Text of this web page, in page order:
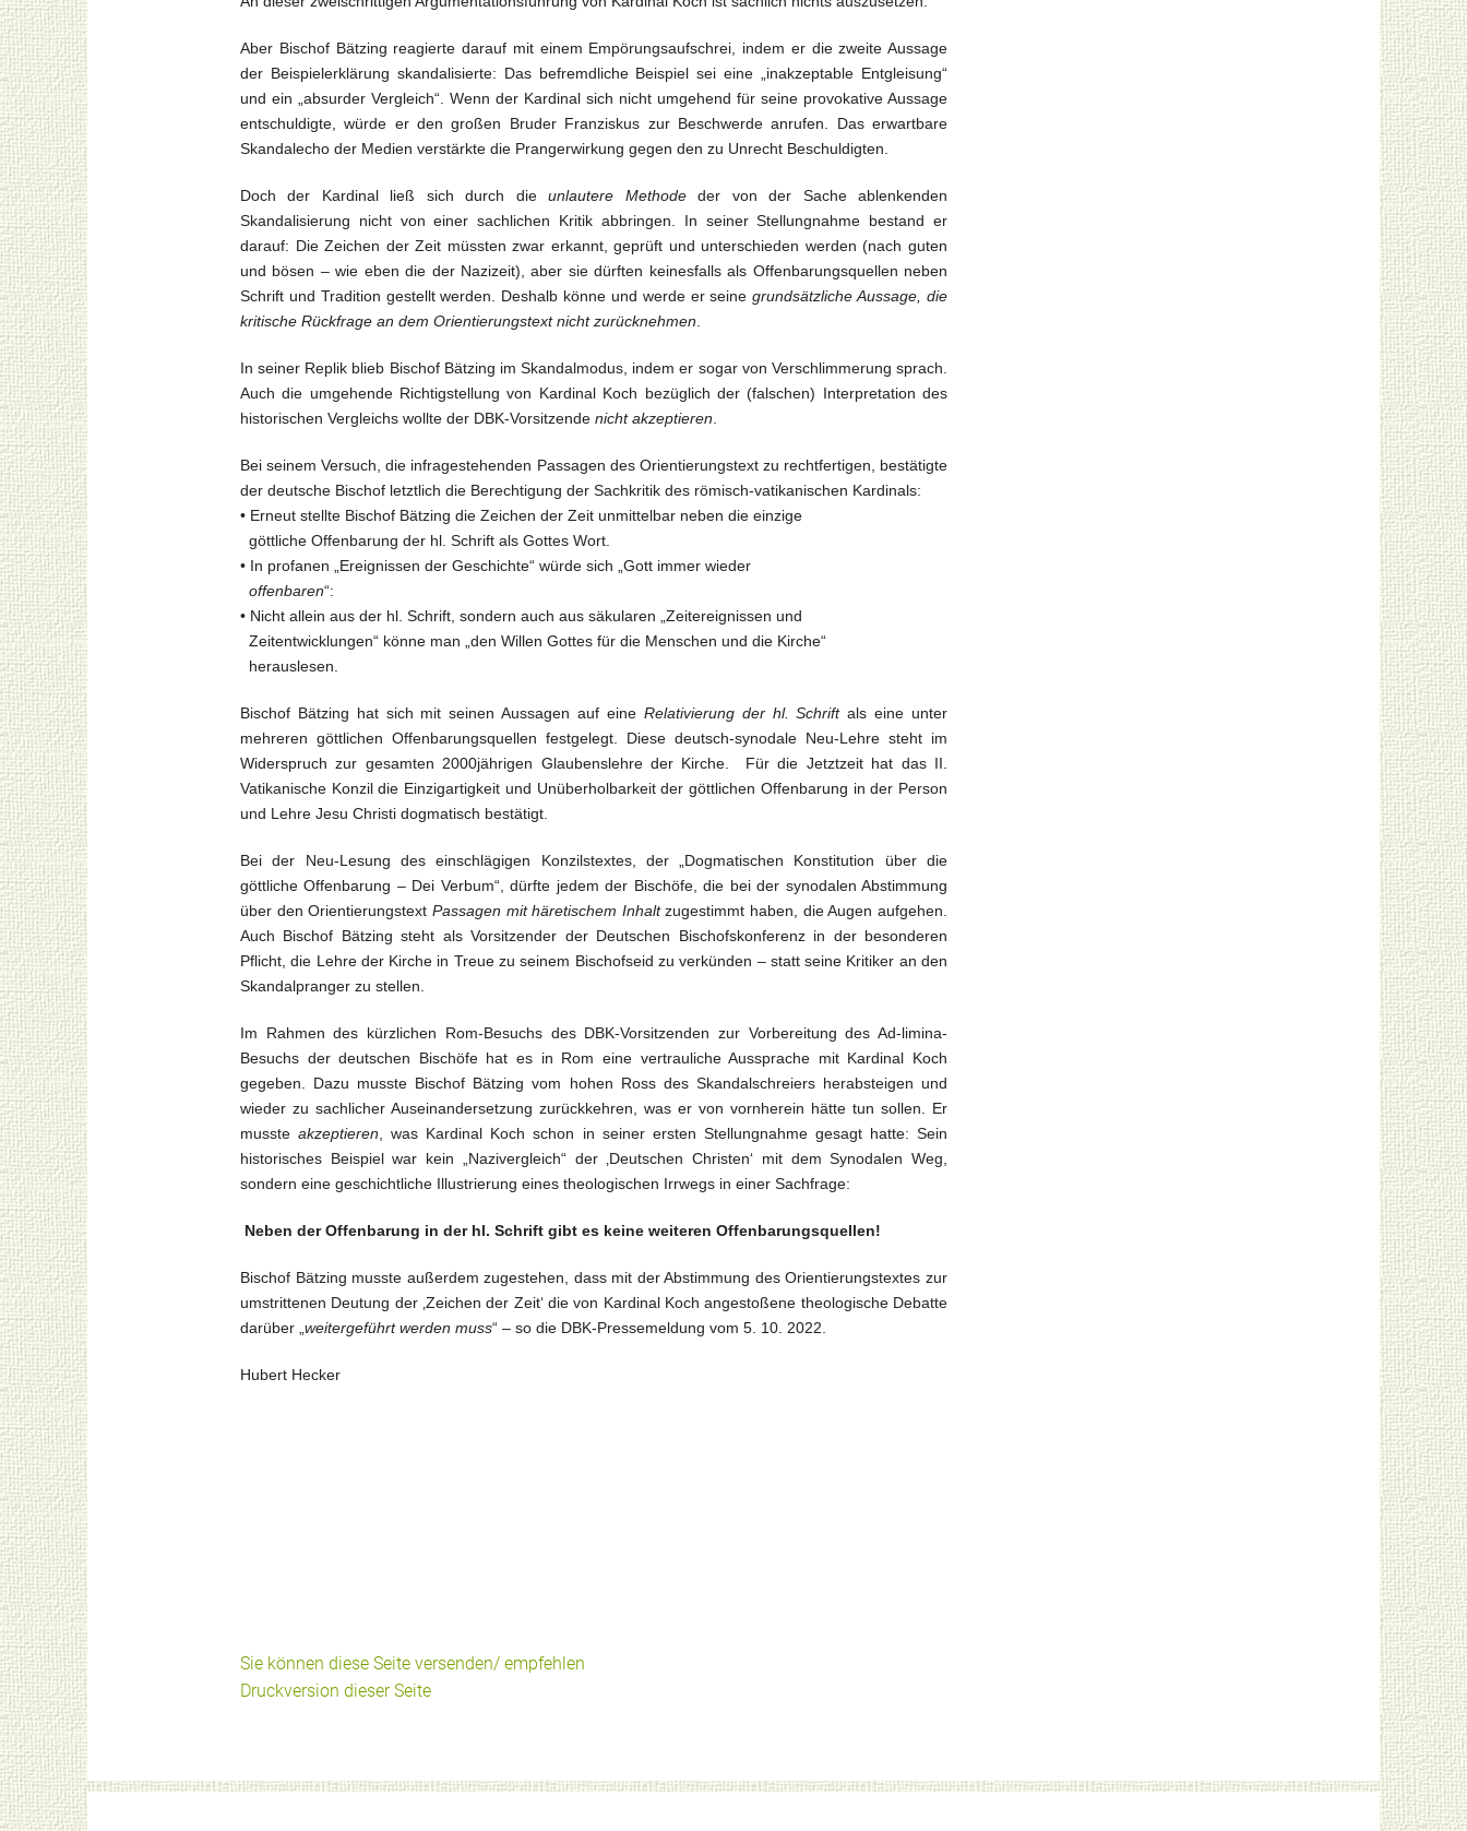
Aber Bischof Bätzing reagierte darauf mit einem Empörungsaufschrei, indem er die zweite Aussage
der Beispielerklärung skandalisierte: Das befremdliche Beispiel sei eine „inakzeptable Entgleisung“
und ein „absurder Vergleich“. Wenn der Kardinal sich nicht umgehend für seine provokative Aussage
entschuldigte, würde er den großen Bruder Franziskus zur Beschwerde anrufen. Das erwartbare
Skandalecho der Medien verstärkte die Prangerwirkung gegen den zu Unrecht Beschuldigten.
Doch der Kardinal ließ sich durch dieunlautere Methodeder von der Sache ablenkenden
Skandalisierung nicht von einer sachlichen Kritik abbringen. In seiner Stellungnahme bestand er
darauf: Die Zeichen der Zeit müssten zwar erkannt, geprüft und unterschieden werden (nach guten
und bösen – wie eben die der Nazizeit), aber sie dürften keinesfalls als Offenbarungsquellen neben
Schrift und Tradition gestellt werden. Deshalb könne und werde er seinegrundsätzliche Aussage, die
kritische Rückfrage an dem Orientierungstext nicht zurücknehmen
In seiner Replik blieb Bischof Bätzing im Skandalmodus, indem er sogar von Verschlimmerung sprach.
Auch die umgehende Richtigstellung von Kardinal Koch bezüglich der (falschen) Interpretation des
historischen Vergleichs wollte der DBK-Vorsitzende nicht akzeptieren
Bei seinem Versuch, die infragestehenden Passagen des Orientierungstext zu rechtfertigen, bestätigte
der deutsche Bischof letztlich die Berechtigung der Sachkritik des römisch-vatikanischen Kardinals:
• Erneut stellte Bischof Bätzing die Zeichen der Zeit unmittelbar neben die einzige
göttliche Offenbarung der hl. Schrift als Gottes Wort.
• In profanen „Ereignissen der Geschichte“ würde sich „Gott immer wieder
offenbaren“:
• Nicht allein aus der hl. Schrift, sondern auch aus säkularen „Zeitereignissen und
Zeitentwicklungen“ könne man „den Willen Gottes für die Menschen und die Kirche“
herauslesen.
Bischof Bätzing hat sich mit seinen Aussagen auf eine Relativierung der hl. Schriftals eine unter
mehreren göttlichen Offenbarungsquellen festgelegt. Diese deutsch-synodale Neu-Lehre steht im
Widerspruch zur gesamten 2000jährigen Glaubenslehre der Kirche. Für die Jetztzeit hat das II.
Vatikanische Konzil die Einzigartigkeit und Unüberholbarkeit der göttlichen Offenbarung in der Person
und Lehre Jesu Christi dogmatisch bestätigt.
Bei der Neu-Lesung des einschlägigen Konzilstextes, der „Dogmatischen Konstitution über die
göttliche Offenbarung – Dei Verbum“, dürfte jedem der Bischöfe, die bei der synodalen Abstimmung
über den Orientierungstext Passagen mit häretischem Inhaltzugestimmt haben, die Augen aufgehen.
Auch Bischof Bätzing steht als Vorsitzender der Deutschen Bischofskonferenz in der besonderen
Pflicht, die Lehre der Kirche in Treue zu seinem Bischofseid zu verkünden – statt seine Kritiker an den
Skandalpranger zu stellen.
Im Rahmen des kürzlichen Rom-Besuchs des DBK-Vorsitzenden zur Vorbereitung des Ad-limina-
Besuchs der deutschen Bischöfe hat es in Rom eine vertrauliche Aussprache mit Kardinal Koch
gegeben. Dazu musste Bischof Bätzing vom hohen Ross des Skandalschreiers herabsteigen und
wieder zu sachlicher Auseinandersetzung zurückkehren, was er von vornherein hätte tun sollen. Er
mussteakzeptieren , was Kardinal Koch schon in seiner ersten Stellungnahme gesagt hatte: Sein
historisches Beispiel war kein „Nazivergleich“ der ‚Deutschen Christen‘ mit dem Synodalen Weg,
sondern eine geschichtliche Illustrierung eines theologischen Irrwegs in einer Sachfrage:
Neben der Offenbarung in der hl. Schrift gibt es keine weiteren Offenbarungsquellen!
Bischof Bätzing musste außerdem zugestehen, dass mit der Abstimmung des Orientierungstextes zur
umstrittenen Deutung der ‚Zeichen der Zeit‘ die von Kardinal Koch angestoßene theologische Debatte
darüber „ weitergeführt werden muss“ – so die DBK-Pressemeldung vom 5. 10. 2022.
Hubert Hecker
Sie können diese Seite versenden/ empfehlen
Druckversion dieser Seite